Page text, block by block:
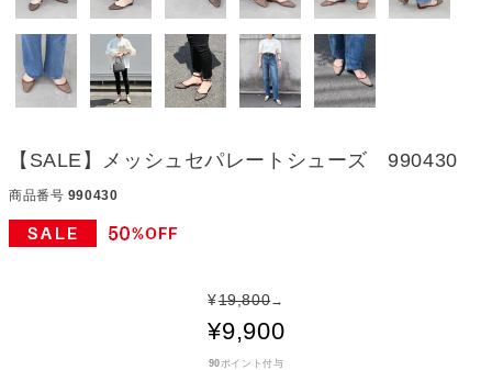
【SALE】メッシュセパレートシューズ 990430
商品番号 990430
¥19,800→
¥9,900
90 ポイント付与